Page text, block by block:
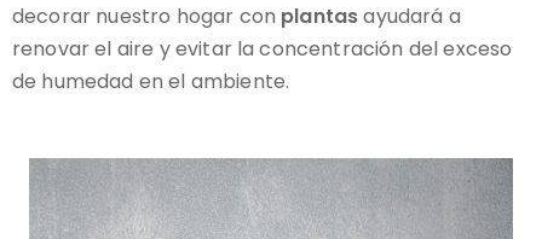
decorar nuestro hogar con plantasayudará a
renovar el aire y evitar la concentración del exceso
de humedad en el ambiente.